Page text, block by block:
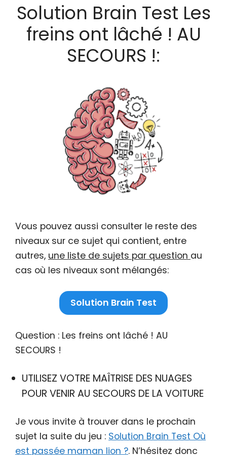
Solution Brain Test Les
freins ont lâché ! AU
SECOURS !:
Vous pouvez aussi consulter le reste des
niveaux sur ce sujet qui contient, entre
autres, une liste de sujets par question au
cas où les niveaux sont mélangés:
Solution Brain Test
Question : Les freins ont lâché ! AU
SECOURS !
UTILISEZ VOTRE MAÎTRISE DES NUAGES
POUR VENIR AU SECOURS DE LA VOITURE
Je vous invite à trouver dans le prochain
sujet la suite du jeu : Solution Brain Test Où
est passée maman lion ?. N’hésitez donc